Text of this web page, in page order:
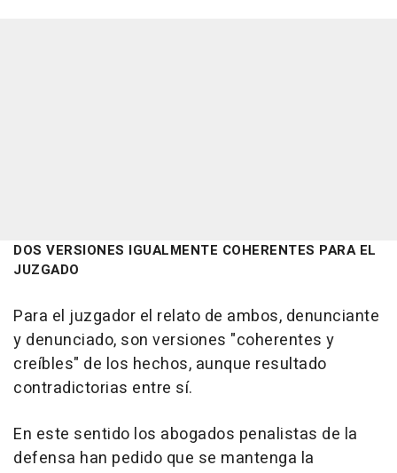
DOS VERSIONES IGUALMENTE COHERENTES PARA EL
JUZGADO
Para el juzgador el relato de ambos, denunciante
y denunciado, son versiones "coherentes y
creíbles" de los hechos, aunque resultado
contradictorias entre sí.
En este sentido los abogados penalistas de la
defensa han pedido que se mantenga la